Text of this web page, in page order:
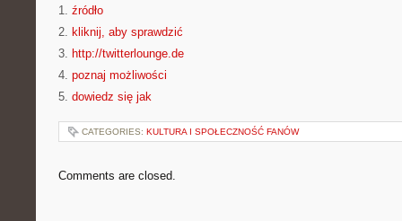
1. źródło
2. kliknij, aby sprawdzić
3. http://twitterlounge.de
4. poznaj możliwości
5. dowiedz się jak
CATEGORIES: KULTURA I SPOŁECZNOŚĆ FANÓW
Comments are closed.